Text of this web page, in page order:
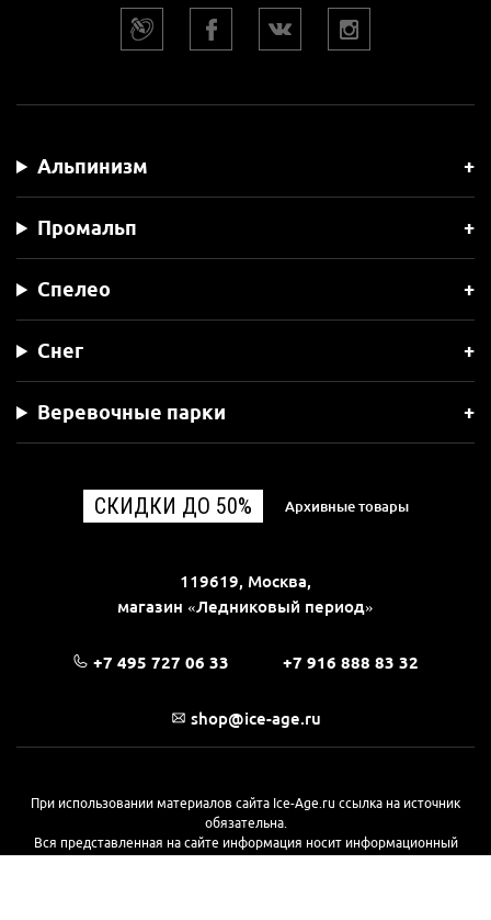
Альпинизм
Промальп
Спелео
Снег
Веревочные парки
СКИДКИ ДО 50% Архивные товары
119619, Москва,
магазин «Ледниковый период»
+7 495 727 06 33 +7 916 888 83 32
shop@ice-age.ru
При использовании материалов сайта Ice-Age.ru ссылка на источник
обязательна.
Вся представленная на сайте информация носит информационный